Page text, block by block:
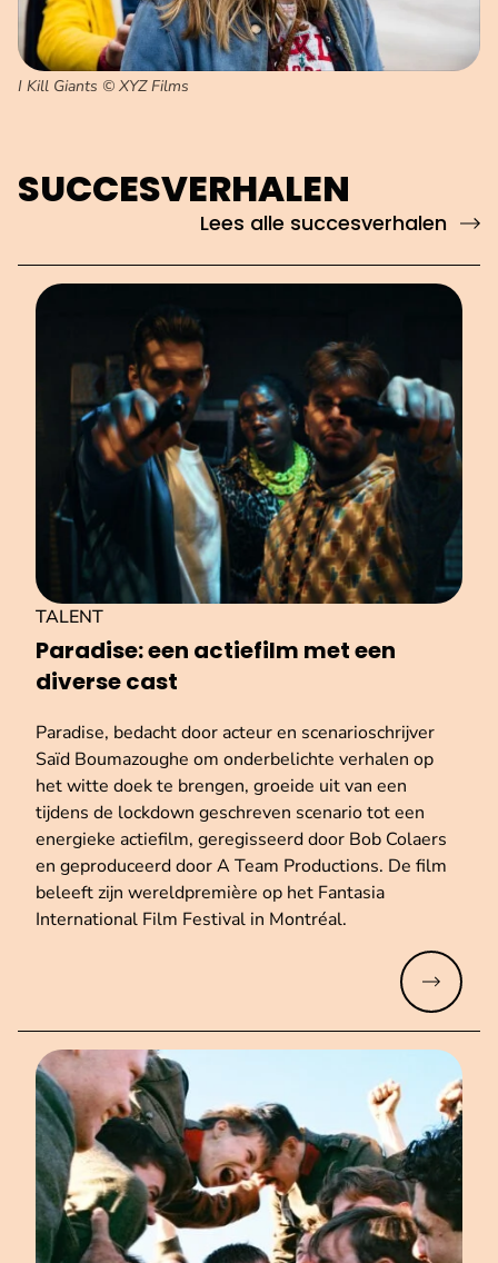
I Kill Giants © XYZ Films
SUCCESVERHALEN
Lees alle succesverhalen
Paradise: een actiefilm met een
diverse cast
TALENT
Paradise, bedacht door acteur en scenarioschrijver
Saïd Boumazoughe om onderbelichte verhalen op
het witte doek te brengen, groeide uit van een
tijdens de lockdown geschreven scenario tot een
energieke actiefilm, geregisseerd door Bob Colaers
en geproduceerd door A Team Productions. De film
beleeft zijn wereldpremière op het Fantasia
International Film Festival in Montréal.
Meer